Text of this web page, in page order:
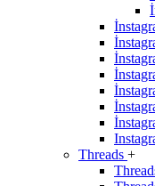
Threads +